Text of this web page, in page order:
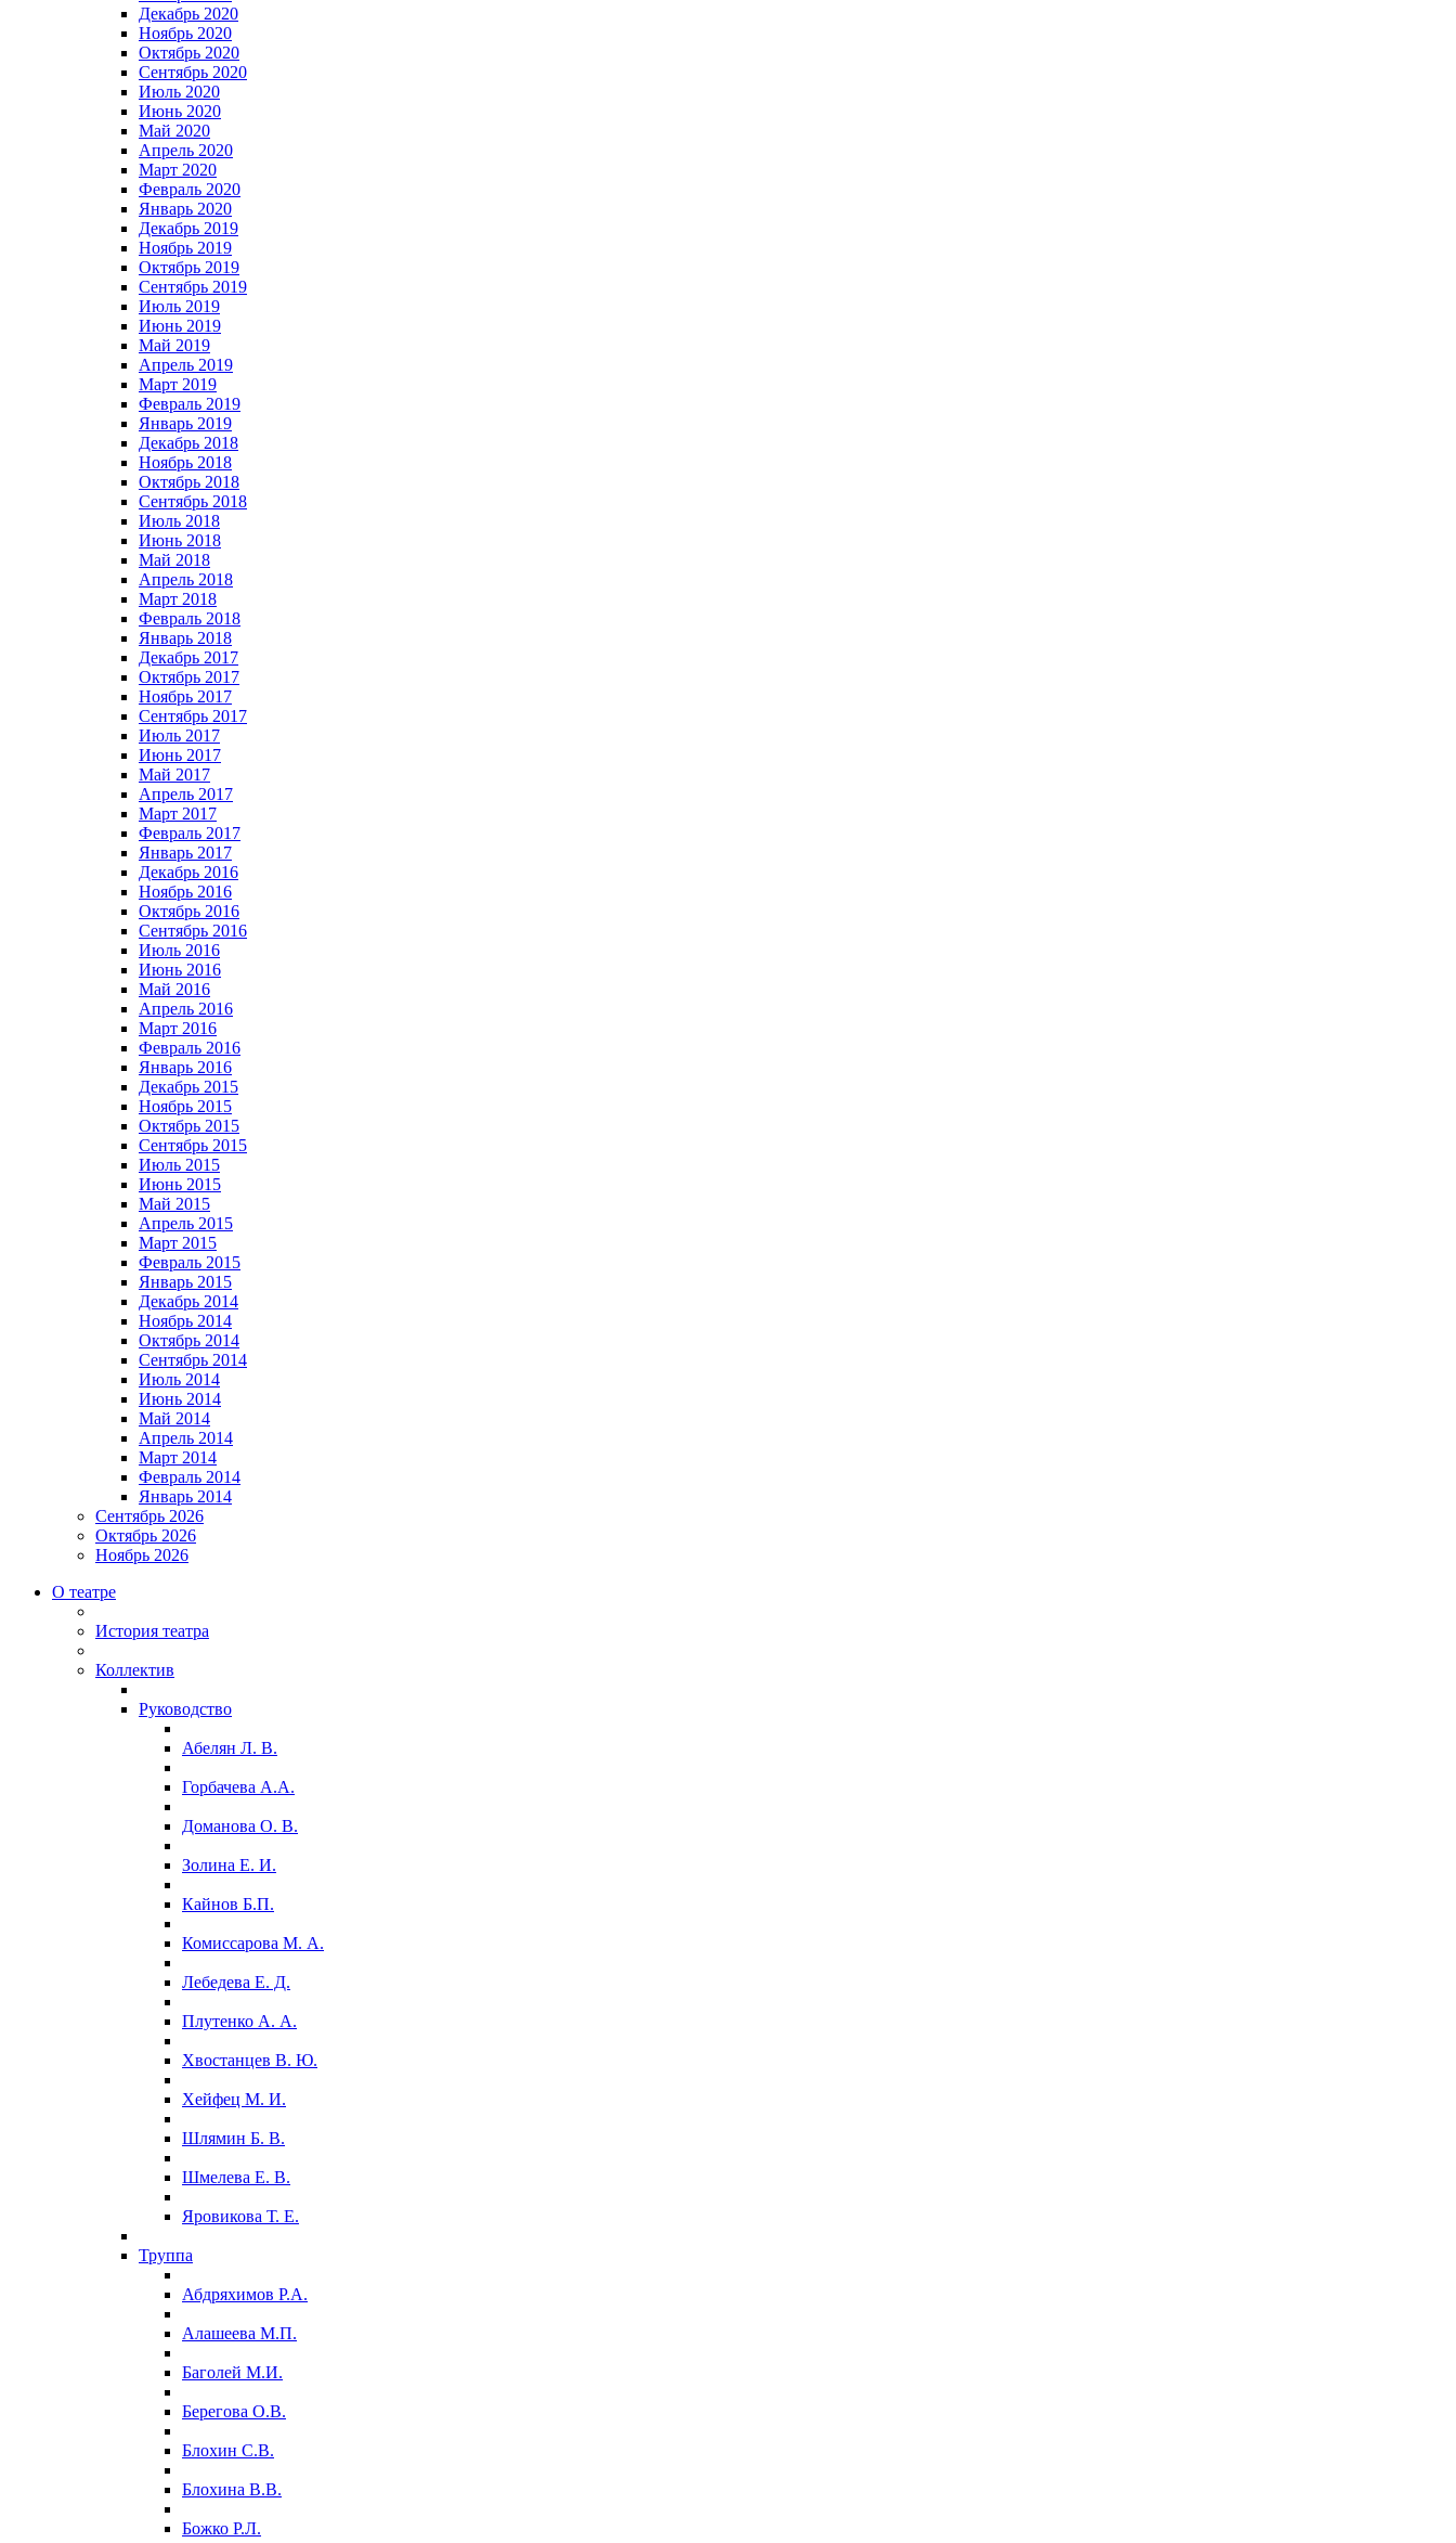
Декабрь 2020
Ноябрь 2020
Октябрь 2020
Сентябрь 2020
Июль 2020
Июнь 2020
Май 2020
Апрель 2020
Март 2020
Февраль 2020
Январь 2020
Декабрь 2019
Ноябрь 2019
Октябрь 2019
Сентябрь 2019
Июль 2019
Июнь 2019
Май 2019
Апрель 2019
Март 2019
Февраль 2019
Январь 2019
Декабрь 2018
Ноябрь 2018
Октябрь 2018
Сентябрь 2018
Июль 2018
Июнь 2018
Май 2018
Апрель 2018
Март 2018
Февраль 2018
Январь 2018
Декабрь 2017
Октябрь 2017
Ноябрь 2017
Сентябрь 2017
Июль 2017
Июнь 2017
Май 2017
Апрель 2017
Март 2017
Февраль 2017
Январь 2017
Декабрь 2016
Ноябрь 2016
Октябрь 2016
Сентябрь 2016
Июль 2016
Июнь 2016
Май 2016
Апрель 2016
Март 2016
Февраль 2016
Январь 2016
Декабрь 2015
Ноябрь 2015
Октябрь 2015
Сентябрь 2015
Июль 2015
Июнь 2015
Май 2015
Апрель 2015
Март 2015
Февраль 2015
Январь 2015
Декабрь 2014
Ноябрь 2014
Октябрь 2014
Сентябрь 2014
Июль 2014
Июнь 2014
Май 2014
Апрель 2014
Март 2014
Февраль 2014
Январь 2014
Сентябрь 2026
Октябрь 2026
Ноябрь 2026
О театре
История театра
Коллектив
Руководство
Абелян Л. В.
Горбачева А.А.
Доманова О. В.
Золина Е. И.
Кайнов Б.П.
Комиссарова М. А.
Лебедева Е. Д.
Плутенко А. А.
Хвостанцев В. Ю.
Хейфец М. И.
Шлямин Б. В.
Шмелева Е. В.
Яровикова Т. Е.
Труппа
Абдряхимов Р.А.
Алашеева М.П.
Баголей М.И.
Берегова О.В.
Блохин С.В.
Блохина В.В.
Божко Р.Л.